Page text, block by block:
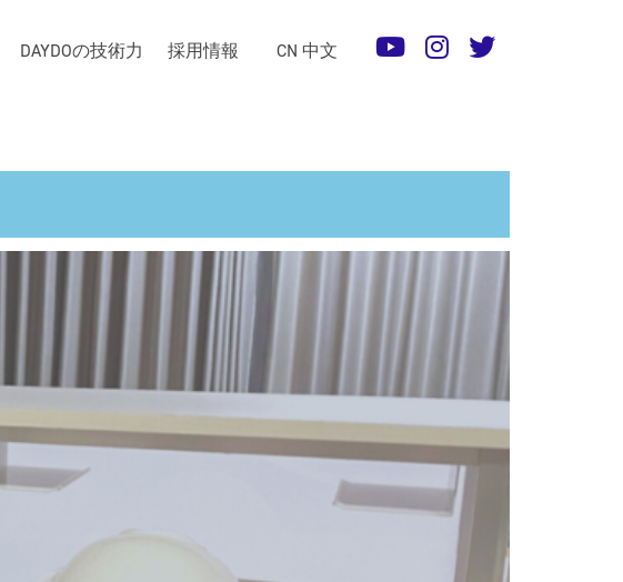
DAYDOの技術力 採用情報 CN 中文